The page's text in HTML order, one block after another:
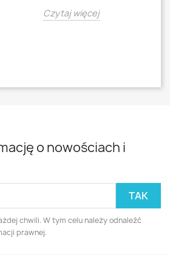
Czytaj więcej
o nowościach i
chwili. W tym celu należy odnaleźć
prawnej.